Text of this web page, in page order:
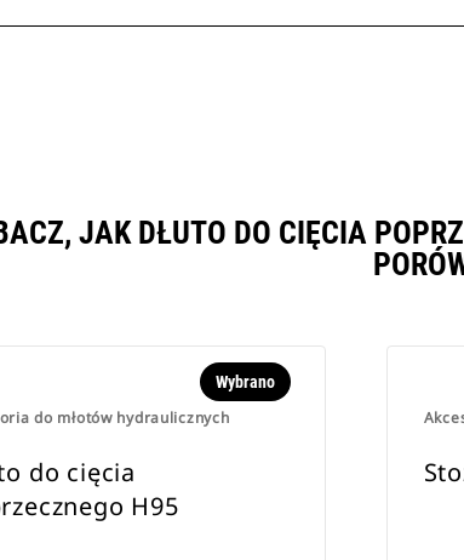
JAK DŁUTO DO CIĘCIA
do młotów hydraulicznych
Wybrano
do cięcia
H95